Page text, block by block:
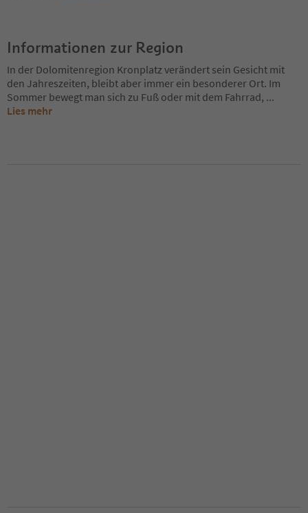
Informationen zur Region
In der Dolomitenregion Kronplatz verändert sein Gesicht mit
den Jahreszeiten, bleibt aber immer ein besonderer Ort. Im
Sommer bewegt man sich zu Fuß oder mit dem Fahrrad, ...
Lies mehr